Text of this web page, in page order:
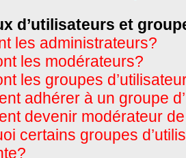
d’utilisateurs et
les administrateurs?
les modérateurs?
les groupes
adhérer à un groupe
devenir modérateur
certains groupes